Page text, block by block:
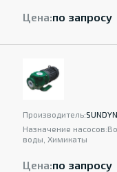
Цена:по запросу
Производитель:
Назначение насосов:
воды, Химикаты
Цена:по запросу